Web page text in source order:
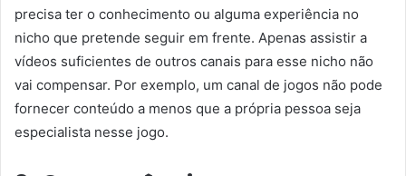
precisa ter o conhecimento ou alguma experiência no
nicho que pretende seguir em frente. Apenas assistir a
vídeos suficientes de outros canais para esse nicho não
vai compensar. Por exemplo, um canal de jogos não pode
fornecer conteúdo a menos que a própria pessoa seja
especialista nesse jogo.